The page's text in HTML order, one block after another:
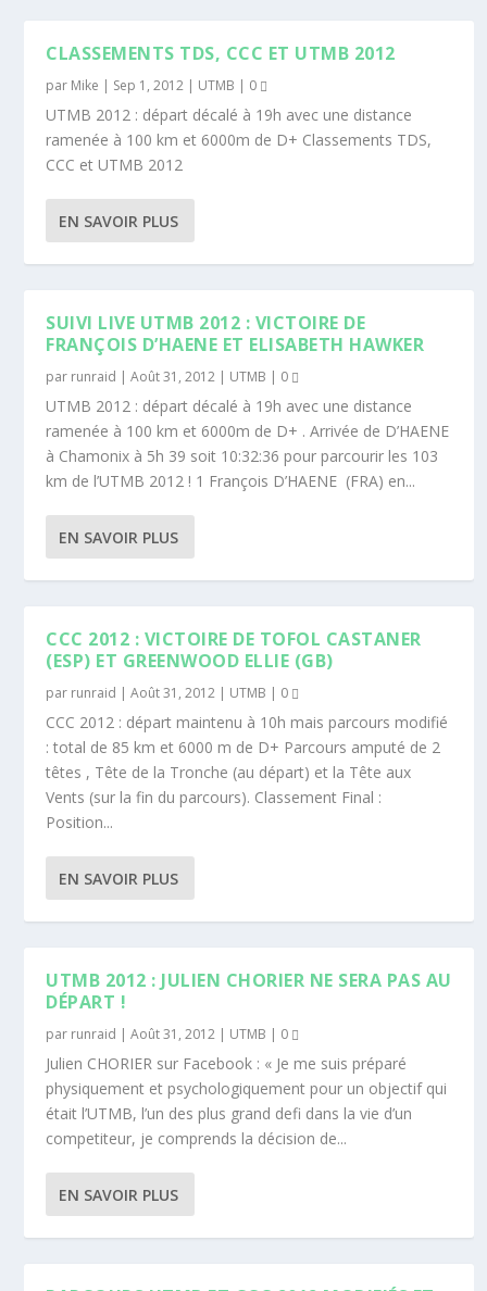
CLASSEMENTS TDS, CCC ET UTMB 2012
par Mike | Sep 1, 2012 | UTMB | 0
UTMB 2012 : départ décalé à 19h avec une distance
ramenée à 100 km et 6000m de D+ Classements TDS,
CCC et UTMB 2012
EN SAVOIR PLUS
SUIVI LIVE UTMB 2012 : VICTOIRE DE
FRANÇOIS D’HAENE ET ELISABETH HAWKER
par runraid |Août 31, 2012 | UTMB | 0
UTMB 2012 : départ décalé à 19h avec une distance
ramenée à 100 km et 6000m de D+ . Arrivée de D’HAENE
à Chamonix à 5h 39 soit 10:32:36 pour parcourir les 103
km de l’UTMB 2012 ! 1 François D’HAENE (FRA) en...
EN SAVOIR PLUS
CCC 2012 : VICTOIRE DE TOFOL CASTANER
(ESP) ET GREENWOOD ELLIE (GB)
par runraid |Août 31, 2012 | UTMB | 0
CCC 2012 : départ maintenu à 10h mais parcours modifié
: total de 85 km et 6000 m de D+ Parcours amputé de 2
têtes , Tête de la Tronche (au départ) et la Tête aux
Vents (sur la fin du parcours). Classement Final :
Position...
EN SAVOIR PLUS
UTMB 2012 : JULIEN CHORIER NE SERA PAS AU
DÉPART !
par runraid |Août 31, 2012 | UTMB | 0
Julien CHORIER sur Facebook : « Je me suis préparé
physiquement et psychologiquement pour un objectif qui
était l’UTMB, l’un des plus grand defi dans la vie d’un
competiteur, je comprends la décision de...
EN SAVOIR PLUS